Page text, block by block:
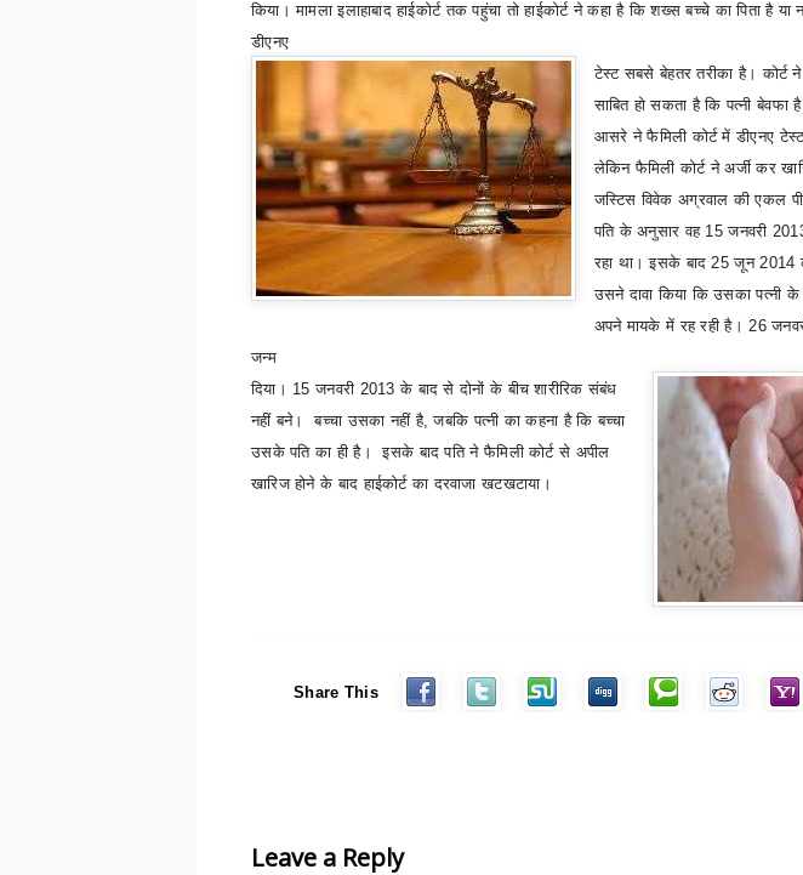
किया। मामला इलाहाबाद हाईकोर्ट तक पहुंचा तो हाईकोर्ट ने कहा है कि शख्स बच्चे का पिता है या
डीएनए
टेस्ट सबसे बेहतर तरीका है। कोर्ट
साबित हो सकता है कि पत्नी बेवफा
आसरे ने फैमिली कोर्ट में डीएनए
लेकिन फैमिली कोर्ट ने अर्जी कर
जस्टिस विवेक अग्रवाल की एकल
पति के अनुसार वह 15जनवरी
रहा था। इसके बाद25जून2014
उसने दावा किया कि उसका पत्नी
अपने मायके में रह रही है।26
जन्म
दिया। 15जनवरी 2013के बाद से दोनों के बीच शारीरिक संबंध
नहीं बने। बच्चा उसका नहीं है,जबकि पत्नी का कहना है कि बच्चा
उसके पति का ही है। इसके बाद पति ने फैमिली कोर्ट से अपील
खारिज होने के बाद हाईकोर्ट का दरवाजा खटखटाया।
Share This
Leave a Reply